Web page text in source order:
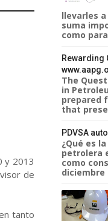
y 2013
de
tanto
llevarles
suma
como
Rewarding
The
in
prepared
that
PDVSA
¿Qué es
petrolera
como
diciembre